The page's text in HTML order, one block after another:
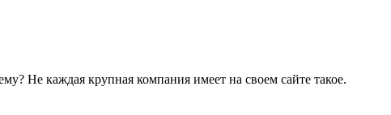
Не каждая крупная компания имеет на своем сайте такое.